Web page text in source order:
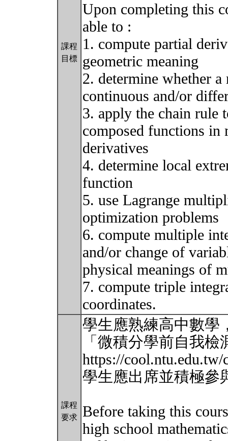
課程
目標
Upon completing this
able to :
1. compute partial
geometric meaning
2. determine whether
continuous and/or
3. apply the chain rule
composed functions
derivatives
4. determine local
function
5. use Lagrange
optimization problems
6. compute multiple
and/or change of
physical meanings of
7. compute triple
coordinates.
課程
要求
學生應熟練高中數學
「微積分學前自我檢
https://cool.ntu.edu.tw/
學生應出席並積極參
Before taking this
high school